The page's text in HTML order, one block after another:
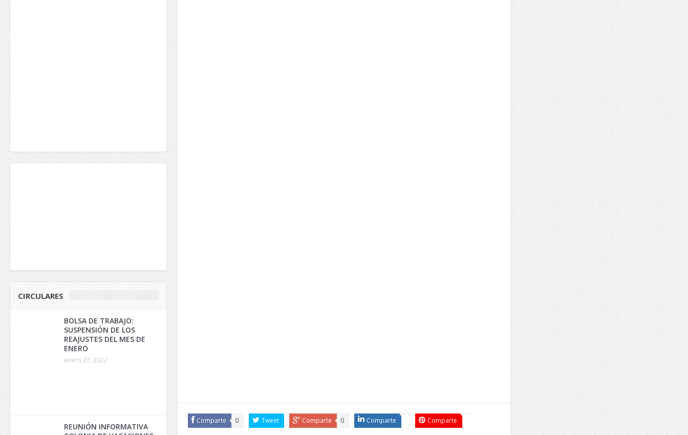
Comparte 0 Tweet Comparte 0 Comparte Comparte
CIRCULARES
BOLSA DE TRABAJO:
SUSPENSIÓN DE LOS
REAJUSTES DEL MES DE
ENERO
enero 27, 2022
REUNIÓN INFORMATIVA